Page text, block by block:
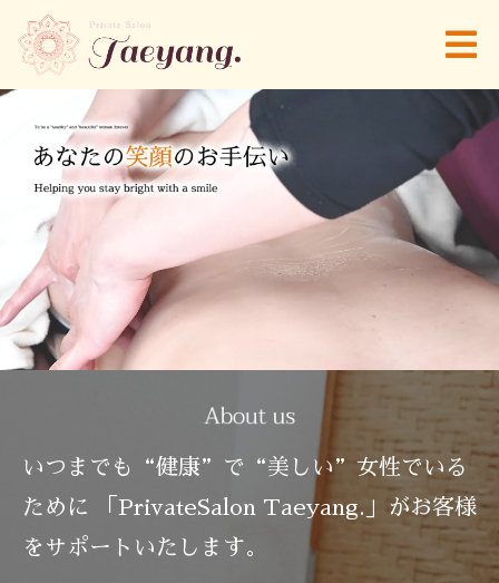
いつまでも“健康”で“美しい”女性でいる
ために 「PrivateSalon Taeyang.」がお客様
をサポートいたします。